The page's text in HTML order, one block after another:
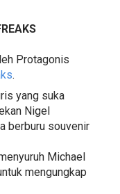
Protagonis
.
yang suka
Nigel
berburu souvenir
Michael
mengungkap